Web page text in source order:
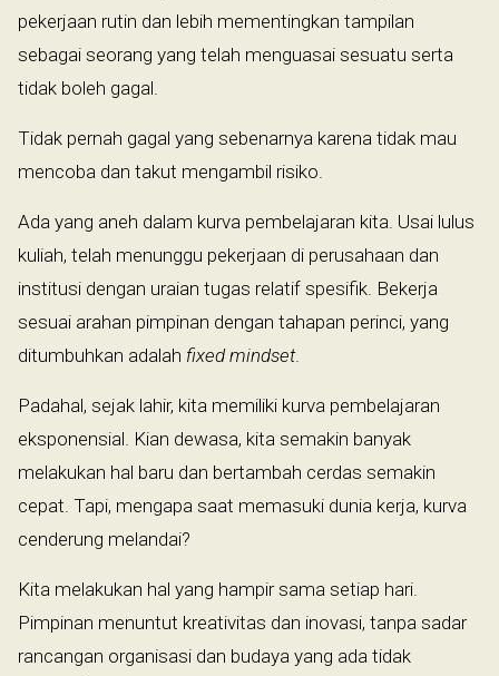
pekerjaan rutin dan lebih mementingkan tampilan
sebagai seorang yang telah menguasai sesuatu serta
tidak boleh gagal.
Tidak pernah gagal yang sebenarnya karena tidak mau
mencoba dan takut mengambil risiko.
Ada yang aneh dalam kurva pembelajaran kita. Usai lulus
kuliah, telah menunggu pekerjaan di perusahaan dan
institusi dengan uraian tugas relatif spesifik. Bekerja
sesuai arahan pimpinan dengan tahapan perinci, yang
ditumbuhkan adalah fixed mindset.
Padahal, sejak lahir, kita memiliki kurva pembelajaran
eksponensial. Kian dewasa, kita semakin banyak
melakukan hal baru dan bertambah cerdas semakin
cepat. Tapi, mengapa saat memasuki dunia kerja, kurva
cenderung melandai?
Kita melakukan hal yang hampir sama setiap hari.
Pimpinan menuntut kreativitas dan inovasi, tanpa sadar
rancangan organisasi dan budaya yang ada tidak